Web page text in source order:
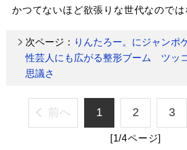
かつてないほど欲張りな世代なのでは
次ページ： りんたろー。にジャン
性芸人にも広がる整形ブーム ツッ
思議さ
前へ 1 2 3
[1/4ページ]